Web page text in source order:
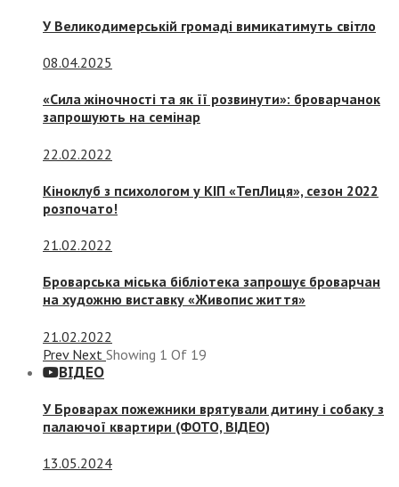
У Великодимерській громаді вимикатимуть світло
08.04.2025
«Сила жіночності та як її розвинути»: броварчанок
запрошують на семінар
22.02.2022
Кіноклуб з психологом у КІП «ТепЛиця», сезон 2022
розпочато!
21.02.2022
Броварська міська бібліотека запрошує броварчан
на художню виставку «Живопис життя»
21.02.2022
Prev Next Showing 1 Of 19
ВІДЕО
У Броварах пожежники врятували дитину і собаку з
палаючої квартири (ФОТО, ВІДЕО)
13.05.2024